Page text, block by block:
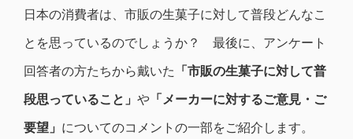
日本の消費者は、市販の生菓子に対して普段どんなこ
とを思っているのでしょうか？ 最後に、アンケート
回答者の方たちから戴いた 「市販の生菓子に対して普
段思っていること」 や 「メーカーに対するご意見・ご
要望」 についてのコメントの一部をご紹介します。